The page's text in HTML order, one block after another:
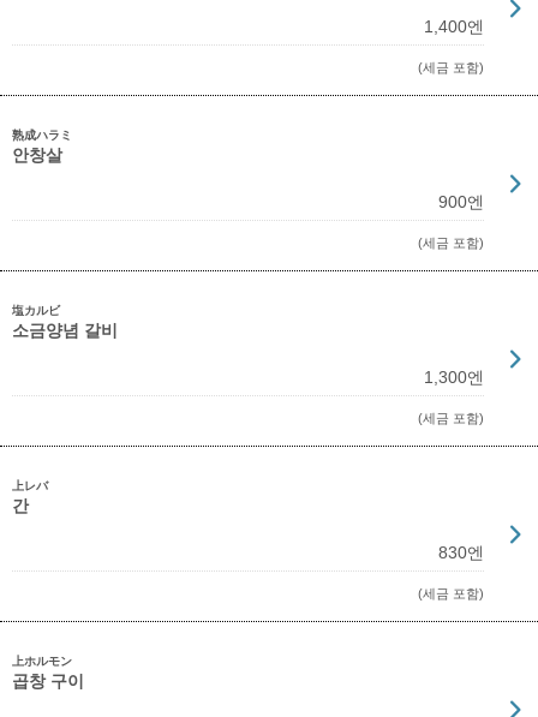
1,400엔
(세금 포함)
熟成ハラミ
안창살
900엔
(세금 포함)
塩カルビ
소금양념 갈비
1,300엔
(세금 포함)
上レバ
간
830엔
(세금 포함)
上ホルモン
곱창 구이